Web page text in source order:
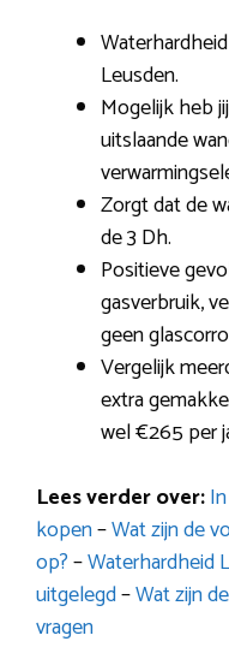
Leusden.
Mogelijk heb
uitslaande
Zorgt dat de
de 3 Dh.
Positieve
gasverbruik,
geen
Vergelijk
extra
wel €265 per
Lees verder over:
kopen–Wat zijn de
op?–Waterhardheid
uitgelegd–Wat zijn
vragen